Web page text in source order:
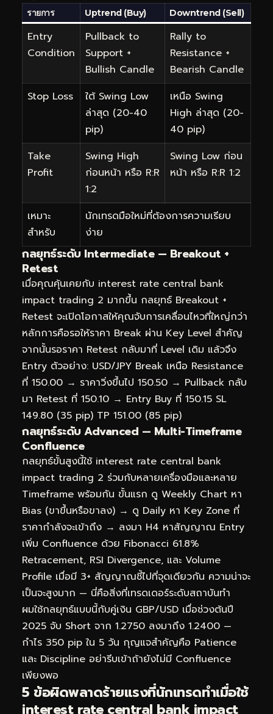
รายการ Uptrend (Buy) Downtrend (Sell)
Entry
Condition
Pullback to
Support +
Bullish Candle
Rally to
Resistance +
Bearish Candle
Stop Loss
ใต้ Swing Low
ล่าสุด (20-40
pip)
เหนือ Swing
High ล่าสุด (20-
40 pip)
Take
Profit
Swing High
ก่อนหน้า หรือ R:R
1:2
Swing Low ก่อน
หน้า หรือ R:R 1:2
เหมาะ
สำหรับ
นักเทรดมือใหม่ที่ต้องการความเรียบ
ง่าย
กลยุทธ์ระดับ Intermediate — Breakout +
Retest
เมื่อคุณคุ้นเคยกับ interest rate central bank
impact trading 2 มากขึ้น กลยุทธ์ Breakout +
Retest จะเปิดโอกาสให้คุณจับการเคลื่อนไหวที่ใหญ่กว่า
หลักการคือรอให้ราคา Break ผ่าน Key Level สำคัญ
จากนั้นรอราคา Retest กลับมาที่ Level เดิม แล้วจึง
Entry ตัวอย่าง: USD/JPY Break เหนือ Resistance
ที่ 150.00 → ราคาวิ่งขึ้นไป 150.50 → Pullback กลับ
มา Retest ที่ 150.10 → Entry Buy ที่ 150.15 SL
149.80 (35 pip) TP 151.00 (85 pip)
กลยุทธ์ระดับ Advanced — Multi-Timeframe
Confluence
กลยุทธ์ขั้นสูงนี้ใช้ interest rate central bank
impact trading 2 ร่วมกับหลายเครื่องมือและหลาย
Timeframe พร้อมกัน ขั้นแรก ดู Weekly Chart หา
Bias (ขาขึ้นหรือขาลง) → ดู Daily หา Key Zone ที่
ราคากำลังจะเข้าถึง → ลงมา H4 หาสัญญาณ Entry
เพิ่ม Confluence ด้วย Fibonacci 61.8%
Retracement, RSI Divergence, และ Volume
Profile เมื่อมี 3+ สัญญาณชี้ไปที่จุดเดียวกัน ความน่าจะ
เป็นจะสูงมาก — นี่คือสิ่งที่เทรดเดอร์ระดับสถาบันทำ
ผมใช้กลยุทธ์แบบนี้กับคู่เงิน GBP/USD เมื่อช่วงต้นปี
2025 จับ Short จาก 1.2750 ลงมาถึง 1.2400 —
กำไร 350 pip ใน 5 วัน กุญแจสำคัญคือ Patience
และ Discipline อย่ารีบเข้าถ้ายังไม่มี Confluence
เพียงพอ
5 ข้อผิดพลาดร้ายแรงที่นักเทรดทำเมื่อใช้
interest rate central bank impact